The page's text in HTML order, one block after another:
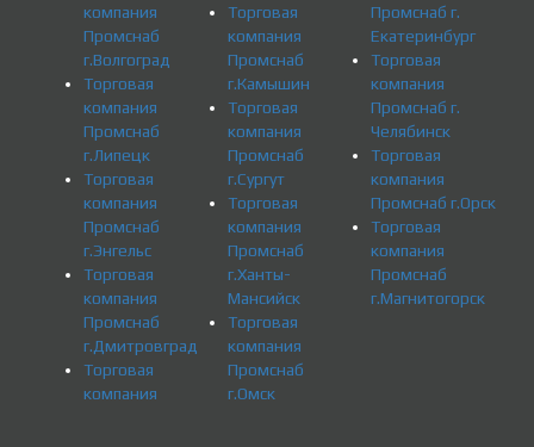
компания
Промснаб
г.Волгоград
Торговая
компания
Промснаб
г.Липецк
Торговая
компания
Промснаб
г.Энгельс
Торговая
компания
Промснаб
г.Дмитровград
Торговая
компания
Торговая
компания
Промснаб
г.Камышин
Торговая
компания
Промснаб
г.Сургут
Торговая
компания
Промснаб
г.Ханты-
Мансийск
Торговая
компания
Промснаб
г.Омск
Промснаб г.
Екатеринбург
Торговая
компания
Промснаб г.
Челябинск
Торговая
компания
Промснаб г.Орск
Торговая
компания
Промснаб
г.Магнитогорск